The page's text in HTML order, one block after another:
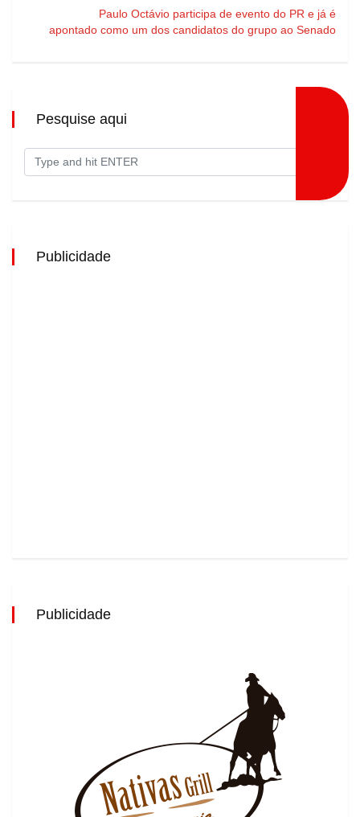
Paulo Octávio participa de evento do PR e já é
apontado como um dos candidatos do grupo ao Senado
Pesquise aqui
Publicidade
Publicidade